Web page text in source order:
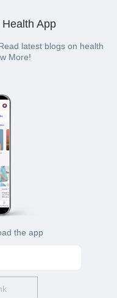
App
latest blogs on health
More!
the app